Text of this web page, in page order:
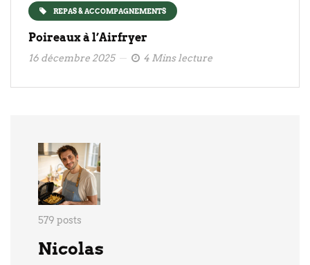
REPAS & ACCOMPAGNEMENTS
Poireaux à l’Airfryer
16 décembre 2025 4 Mins lecture
579 posts
Nicolas